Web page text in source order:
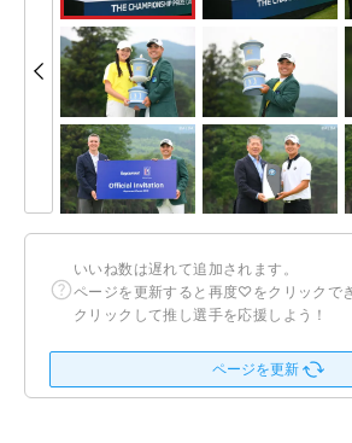
いいね数は遅れて追加されます。
ページを更新すると再度♡をクリックで
クリックして推し選手を応援しよう！
ページを更新